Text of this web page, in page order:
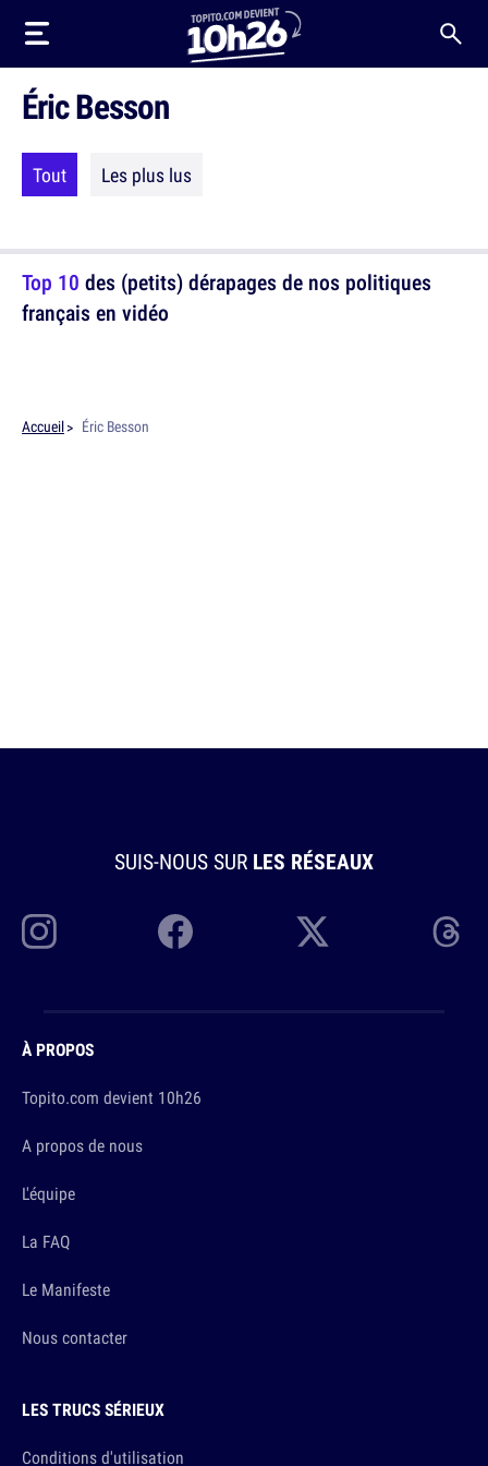
Éric Besson
Tout Les plus lus
Top 10 des (petits) dérapages de nos politiques
français en vidéo
Accueil Éric Besson
SUIS-NOUS SUR LES RÉSEAUX
À PROPOS
Topito.com devient 10h26
A propos de nous
L'équipe
La FAQ
Le Manifeste
Nous contacter
LES TRUCS SÉRIEUX
Conditions d'utilisation